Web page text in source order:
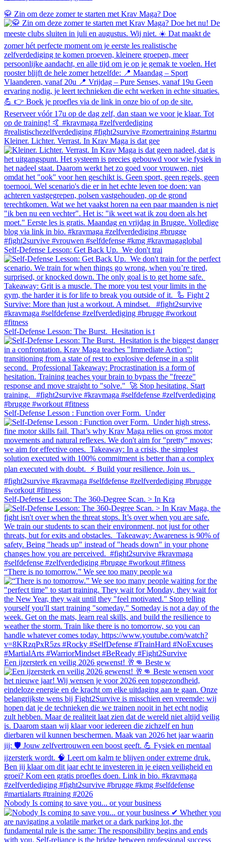
🥋 Zin om deze zomer te starten met Krav Maga? Doe
Kleiner. Lichter. Verrast. In Krav Maga is dat gee
Self-Defense Lesson: Get Back Up.⁠ ⁠ We don't trai
Self-Defense Lesson: The Burst.⁠ ⁠ Hesitation is t
Self-Defense Lesson : Function over Form.⁠ ⁠ Under
Self-Defense Lesson: The 360-Degree Scan. > In Kra
“There is no tomorrow.” We see too many people wa
Een ijzersterk en veilig 2026 gewenst! 🥂👊 Beste w
Nobody Is coming to save you... or your business